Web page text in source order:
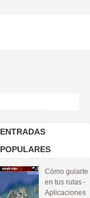
ENTRADAS
POPULARES
Cómo guiarte
en tus rutas -
Aplicaciones